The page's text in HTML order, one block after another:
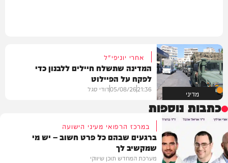
מדיני
אחרי יוניפי"ל
המדינה שתשלח חיילים ללבנון כדי
לפקח על הפיילוט
21:36
05/08/26דודי סגל
כתבות נוספות
במרכז הרפואי מעיני הישועה
ברגעים שבהם כל פרט חשוב – יש מי
שמקשיב לך
מערכת המחדש תוכן שיווקי